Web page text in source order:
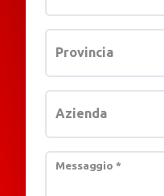
Provincia
Azienda
Messaggio *